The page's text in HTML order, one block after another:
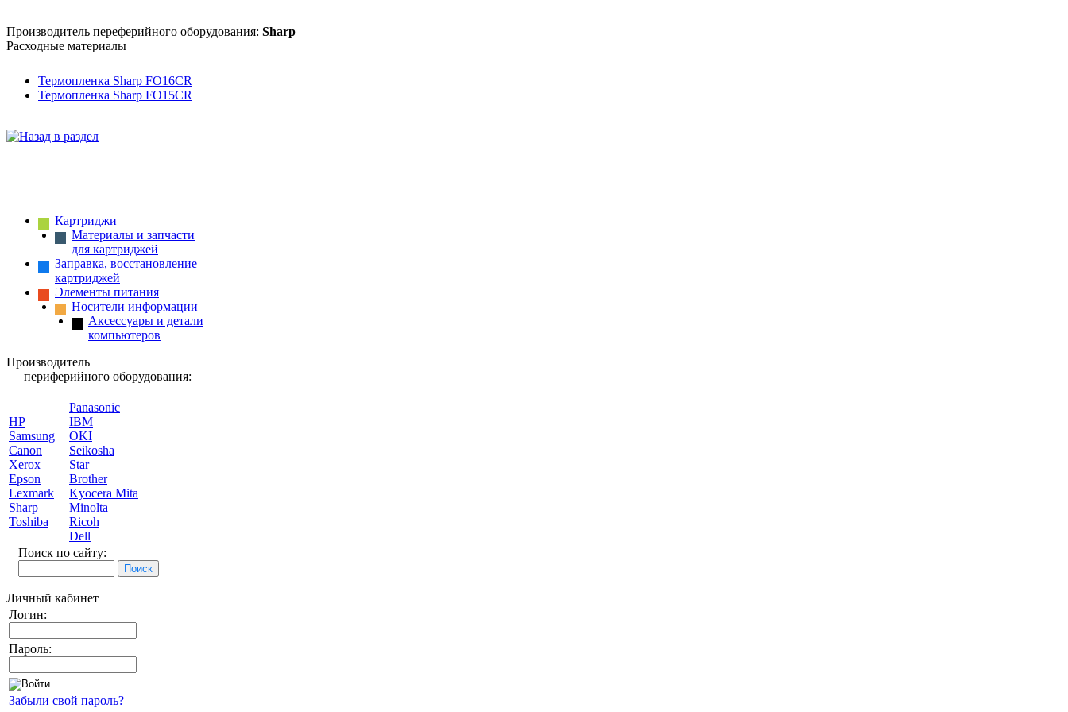
Производитель переферийного оборудования: Sharp
Расходные материалы
Термопленка Sharp FO16CR
Термопленка Sharp FO15CR
Картриджи
Материалы и запчасти
для картриджей
Заправка, восстановление
картриджей
Элементы питания
Носители информации
Аксессуары и детали
компьютеров
Производитель
периферийного оборудования:
HP
Samsung
Canon
Xerox
Epson
Lexmark
Sharp
Toshiba
Panasonic
IBM
OKI
Seikosha
Star
Brother
Kyocera Mita
Minolta
Ricoh
Dell
Поиск по сайту:
Личный кабинет
Логин:
Пароль:
Забыли свой пароль?